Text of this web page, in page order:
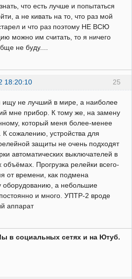
что есть лучше и попытаться
а не кивать на то, что раз мой
и что раз поэтому НЕ ВСЮ
можно им считать, то я ничего
не буду....
25
18:20:10
ищу не лучший в мире, а наиболее
мне прибор. К тому же, на замену
который меня более-менее
К сожалению, устройства для
защиты не очень подходят
автоматических выключателей в
объёмах. Прогрузка релейки всего-
от времени, как подмена
оборудованию, а небольшие
и много. УПТР-2 вроде
аппарат
в социальных сетях и на Ютуб.